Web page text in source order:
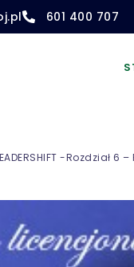
601 400 707
-Rozdział